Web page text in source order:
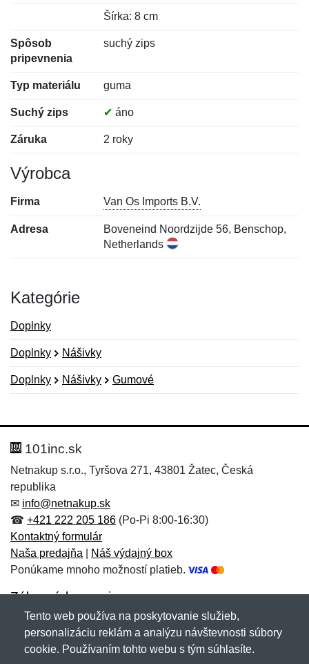
Šírka: 8 cm
Spôsob
pripevnenia
suchý zips
Typ materiálu guma
Suchý zips ✔ áno
Záruka 2 roky
Výrobca
Firma Van Os Imports B.V.
Adresa
Boveneind Noordzijde 56, Benschop,
Netherlands
Kategórie
Doplnky
Doplnky Nášivky
Doplnky Nášivky Gumové
Hodnotenie:
Meno:*
E-mail:
Správa*
Meno:
E-mail:*
Správa*
101inc.sk
Netnakup s.r.o., Tyršova 271, 43801 Žatec, Česká
republika
✉ info@netnakup.sk
☎ +421 222 205 186 (Po-Pi 8:00-16:30)
Kontaktný formulár
Naša predajňa
Náš výdajný box
Ponúkame mnoho možností platieb.
Zákaznícky servis
Novinky emailom
Tento web používa na poskytovanie služieb,
personalizáciu reklám a analýzu návštevnosti súbory
cookie. Používaním tohto webu s tým súhlasíte.